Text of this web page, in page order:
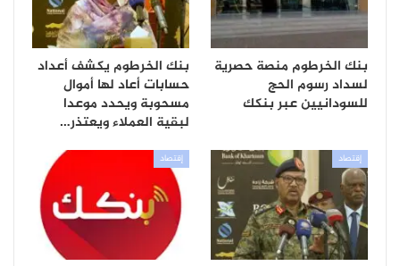
بنك الخرطوم منصة حصرية
لسداد رسوم الحج
للسودانيين عبر بنكك
بنك الخرطوم يكشف أعداد
حسابات أعاد لها أموال
مسحوبة ويحدد موعدا
لبقية العملاء ويعتذر…
إقتصاد إقتصاد